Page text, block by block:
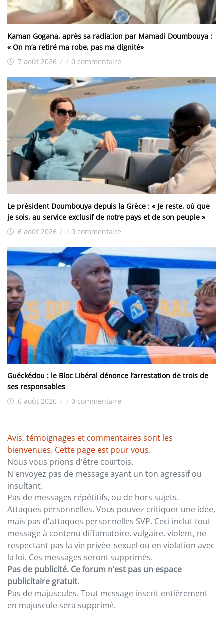
Kaman Gogana, après sa radiation par Mamadi Doumbouya :
« On m’a retiré ma robe, pas ma dignité»
7 août 2026 / / 0 commentaire
Le président Doumbouya depuis la Grèce : « Je reste, où que
je sois, au service exclusif de notre pays et de son peuple »
6 août 2026 / / 0 commentaire
Guéckédou : le Bloc Libéral dénonce l’arrestation de trois de
ses responsables
6 août 2026 / / 0 commentaire
Avis, témoignages et commentaires sont les
bienvenues. Cette page est pour vous.
Nous vous prions d'être courtois.
N'envoyez pas de message ayant un ton agressif ou
insultant.
Pas de messages répétitifs, ou de hors sujets.
Attaques personnelles. Vous pouvez critiquer une idée,
mais pas d'attaques personnelles SVP. Ceci inclut tout
message à contenu diffamatoire, vulgaire, violent, ne
respectant pas la vie privée, sexuel ou en violation avec
la loi. Ces messages seront supprimés.
Pas de publicité. Ce forum n'est pas un espace
publicitaire gratuit.
Pas de majuscules. Tout message inscrit entièrement
en majuscule sera supprimé.